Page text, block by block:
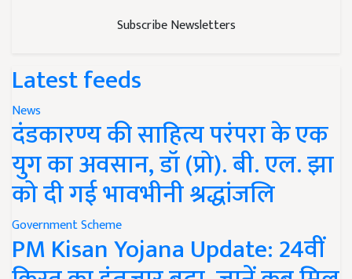
Subscribe Newsletters
Latest feeds
News
दंडकारण्य की साहित्य परंपरा के एक
युग का अवसान, डॉ (प्रो). बी. एल. झा
को दी गई भावभीनी श्रद्धांजलि
Government Scheme
PM Kisan Yojana Update: 24वीं